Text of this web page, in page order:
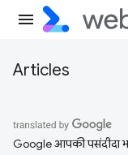
Articles
Google आपकी पसंदीदा